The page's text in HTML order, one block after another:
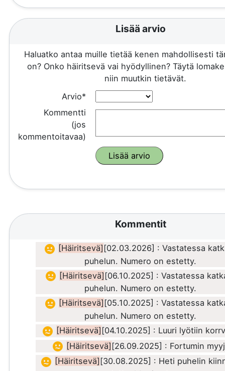
Lisää arvio
Haluatko antaa muille tietää kenen mahdollisesti
on? Onko häiritsevä vai hyödyllinen? Täytä
niin muutkin tietävät.
Arvio*
Kommentti
(jos
kommentoitavaa)
Kommentit
[Häiritsevä] [02.03.2026] : Vastatessa
puhelun. Numero on estetty.
[Häiritsevä] [06.10.2025] : Vastatessa
puhelun. Numero on estetty.
[Häiritsevä] [05.10.2025] : Vastatessa
puhelun. Numero on estetty.
[Häiritsevä] [04.10.2025] : Luuri lyötiin
[Häiritsevä] [26.09.2025] : Fortumin
[Häiritsevä] [30.08.2025] : Heti puhelin